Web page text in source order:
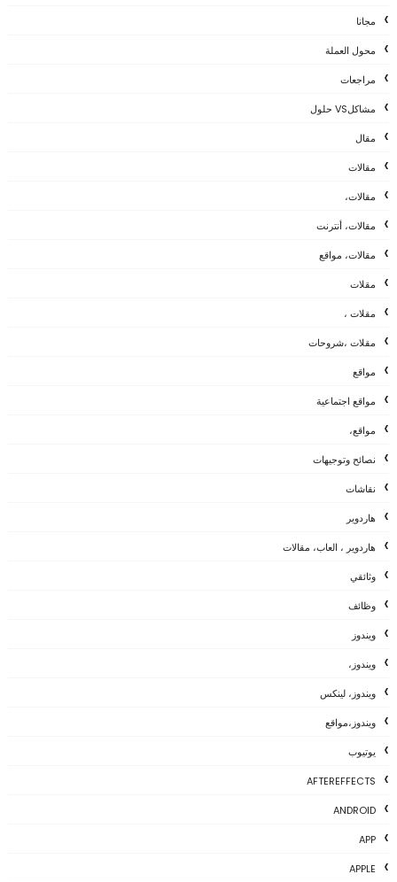
مجانا
محول العملة
مراجعات
مشاكلVS حلول
مقال
مقالات
مقالات،
مقالات، أنترنت
مقالات، مواقع
مقلات
مقلات ،
مقلات ،شروحات
مواقع
مواقع اجتماعية
مواقع،
نصائح وتوجيهات
نقاشات
هاردوير
هاردوير ، العاب، مقالات
وثائقي
وظائف
ويندوز
ويندوز،
ويندوز، لينكس
ويندوز،مواقع
يوتيوب
AFTEREFFECTS
ANDROID
APP
APPLE